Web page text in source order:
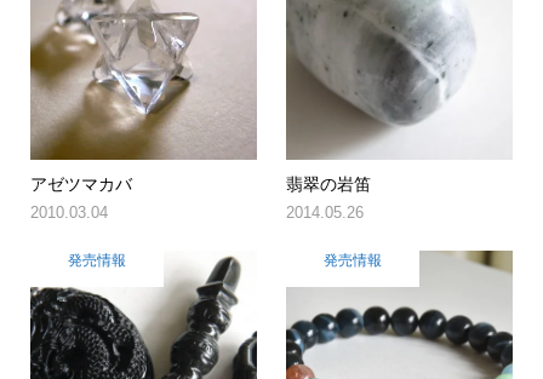
アゼツマカバ
2010.03.04
翡翠の岩笛
2014.05.26
発売情報 発売情報